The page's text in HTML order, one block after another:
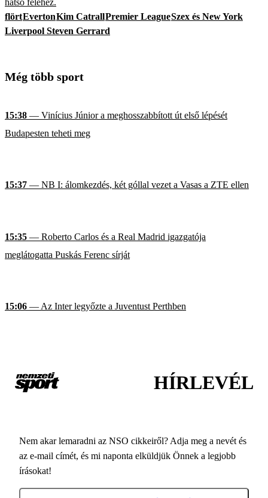
flörtEvertonKim CatrallPremier LeagueSzex és New York
Liverpool Steven Gerrard
Még több sport
15:38 — Vinícius Júnior a meghosszabbított út első lépését
Budapesten teheti meg
15:37 — NB I: álomkezdés, két góllal vezet a Vasas a ZTE ellen
15:35 — Roberto Carlos és a Real Madrid igazgatója
meglátogatta Puskás Ferenc sírját
15:06 — Az Inter legyőzte a Juventust Perthben
HÍRLEVÉL
Nem akar lemaradni az NSO cikkeiről? Adja meg a nevét és
az e-mail címét, és mi naponta elküldjük Önnek a legjobb
írásokat!